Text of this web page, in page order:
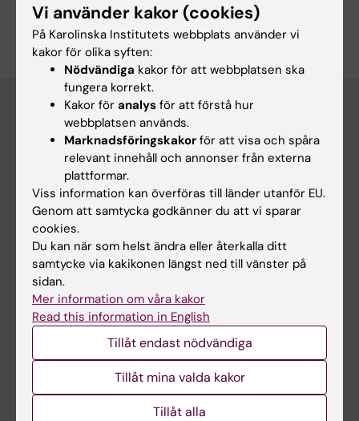
Är du Greg Nowak?
Redigera din profil
Huvudmeny
Utbildning
Forskarutbildning
Forskning
Om KI
På gång
Nyheter
Student
Vi använder kakor (cookies)
På Karolinska Institutets webbplats använder vi
kakor för olika syften:
Nödvändiga kakor för att webbplatsen ska
fungera korrekt.
Kakor för analys för att förstå hur
webbplatsen används.
Marknadsföringskakor för att visa och spåra
relevant innehåll och annonser från externa
plattformar.
Viss information kan överföras till länder utanför EU.
Genom att samtycka godkänner du att vi sparar
cookies.
Du kan när som helst ändra eller återkalla ditt
samtycke via kakikonen längst ned till vänster på
sidan.
Mer information om våra kakor
Read this information in English
Tillåt endast nödvändiga
Tillåt mina valda kakor
Tillåt alla